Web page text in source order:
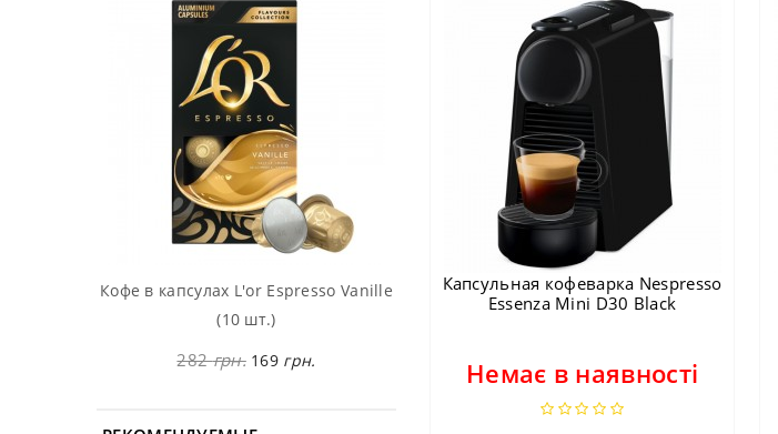
Капсульная кофеварка Nespresso
Essenza Mini D30 Black
Немає в наявності
Кофе в капсулах L'or Espresso Vanille
(10 шт.)
282грн.169 грн.